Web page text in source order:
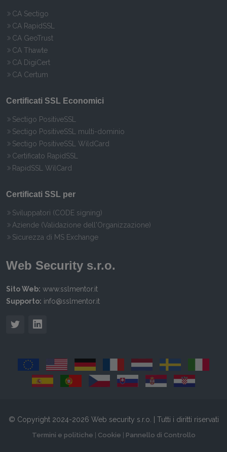
CA Sectigo
CA RapidSSL
CA GeoTrust
CA Thawte
CA DigiCert
CA Certum
Certificati SSL Economici
Sectigo PositiveSSL
Sectigo PositiveSSL multi-dominio
Sectigo PositiveSSL WildCard
Certificato RapidSSL
RapidSSL WilCard
Certificati SSL per
Sviluppatori (CODE signing)
Aziende (Validazione dell'Organizzazione)
Sicurezza di MS Exchange
Web Security s.r.o.
Sito Web: www.sslmentor.it
Supporto: info@sslmentor.it
© Copyright 2024-2026 Web security s.r.o. | Tutti i diritti riservati
Termini e politiche Cookie Pannello di Controllo